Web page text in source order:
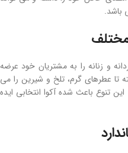
باشد.
و زنانه را به مشتریان خود عرضه
تا عطرهای گرم، تلخ و شیرین را می
تنوع باعث شده آکوا انتخابی ایده